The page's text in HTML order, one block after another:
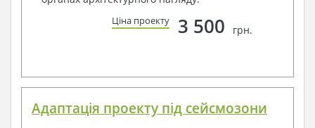
Ціна проекту 3 500 грн.
Адаптація проекту під сейсмозони